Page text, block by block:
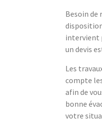
Besoin de
intervient
un devis
Les
compte
afin de
bonne
votre